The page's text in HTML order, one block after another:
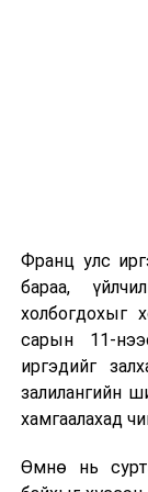
2026
дотуур
Сургууль,
зохицуулалт
2026
Франц улс
бараа,
холбогдохыг
сарын 11-
иргэдийг
залилангийн
хамгаалахад
Өмнө нь